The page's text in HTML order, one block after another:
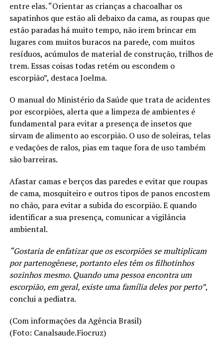
entre elas. “Orientar as crianças a chacoalhar os
sapatinhos que estão ali debaixo da cama, as roupas que
estão paradas há muito tempo, não irem brincar em
lugares com muitos buracos na parede, com muitos
resíduos, acúmulos de material de construção, trilhos de
trem. Essas coisas todas retém ou escondem o
escorpião”, destaca Joelma.
O manual do Ministério da Saúde que trata de acidentes
por escorpiões, alerta que a limpeza de ambientes é
fundamental para evitar a presença de insetos que
sirvam de alimento ao escorpião. O uso de soleiras, telas
e vedações de ralos, pias em taque fora de uso também
são barreiras.
Afastar camas e berços das paredes e evitar que roupas
de cama, mosquiteiro e outros tipos de panos encostem
no chão, para evitar a subida do escorpião. E quando
identificar a sua presença, comunicar a vigilância
ambiental.
“Gostaria de enfatizar que os escorpiões se multiplicam
por partenogênese, portanto eles têm os filhotinhos
sozinhos mesmo. Quando uma pessoa encontra um
escorpião, em geral, existe uma família deles por perto”,
conclui a pediatra.
(Com informações da Agência Brasil)
(Foto: Canalsaude.Fiocruz)